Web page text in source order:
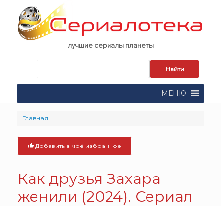
content
лучшие сериалы планеты
поиска:
МЕНЮ
Главная
Добавить в моё избранное
Как друзья Захара
женили (2024). Сериал